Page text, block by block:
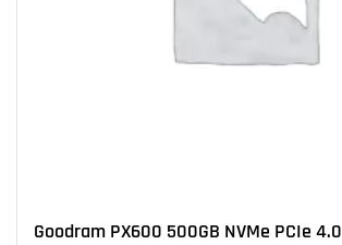
Goodram PX600 500GB NVMe PCIe 4.0